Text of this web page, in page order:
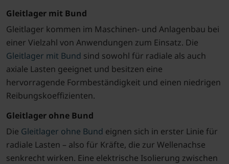
Gleitlager mit Bund
Gleitlager kommen im Maschinen- und Anlagenbau bei
einer Vielzahl von Anwendungen zum Einsatz. Die
Gleitlager mit Bund sind sowohl für radiale als auch
axiale Lasten geeignet und besitzen eine
hervorragende Formbeständigkeit und einen niedrigen
Reibungskoeffizienten.
Gleitlager ohne Bund
Die Gleitlager ohne Bund eignen sich in erster Linie für
radiale Lasten – also für Kräfte, die zur Wellenachse
senkrecht wirken. Eine elektrische Isolierung zwischen